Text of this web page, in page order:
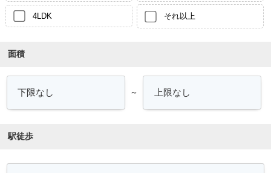
4LDK それ以上
面積
～
駅徒歩